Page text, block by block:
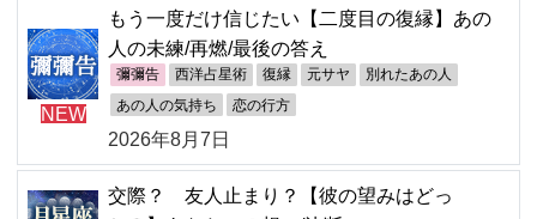
NEW
もう一度だけ信じたい【二度目の復縁】あの
人の未練/再燃/最後の答え
彌彌告 西洋占星術 復縁 元サヤ 別れたあの人
あの人の気持ち 恋の行方
2026年8月7日
交際？ 友人止まり？【彼の望みはどっ